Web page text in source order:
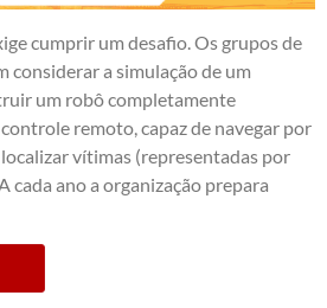
cumprir um desafio. Os grupos de
considerar a simulação de um
um robô completamente
remoto, capaz de navegar por
vítimas (representadas por
cada ano a organização prepara